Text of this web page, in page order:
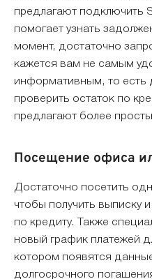
предлагают подключить
помогает узнать
момент, достаточно
кажется вам не самым
информативным, то есть
проверить остаток по
предлагают более
Посещение офиса
Достаточно посетить
чтобы получить выписку
по кредиту. Также
новый график платежей
котором появятся
долгосрочного